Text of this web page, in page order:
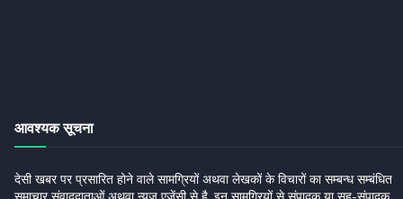
आवश्यक सूचना
देसी खबर पर प्रसारित होने वाले सामग्रियों अथवा लेखकों के विचारों का सम्बन्ध सम्बंधित